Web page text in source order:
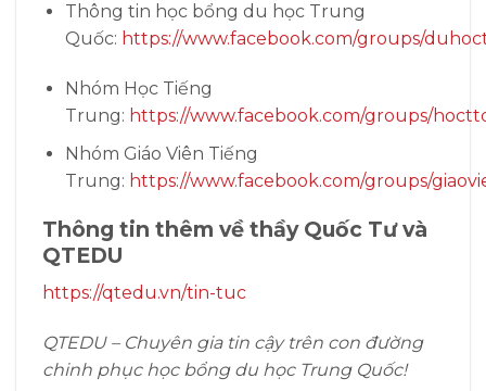
Thông tin học bổng du học Trung
Quốc: https://www.facebook.com/groups/
Nhóm Học Tiếng
Trung: https://www.facebook.com/groups/
Nhóm Giáo Viên Tiếng
Trung: https://www.facebook.com/groups/
Thông tin thêm về thầy Quốc Tư và
QTEDU
https://qtedu.vn/tin-tuc
QTEDU – Chuyên gia tin cậy trên con đường
chinh phục học bổng du học Trung Quốc!